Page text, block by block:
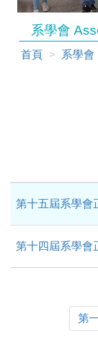
系學會
首頁 系學會
第十五屆系學會
第十四屆系學會
第